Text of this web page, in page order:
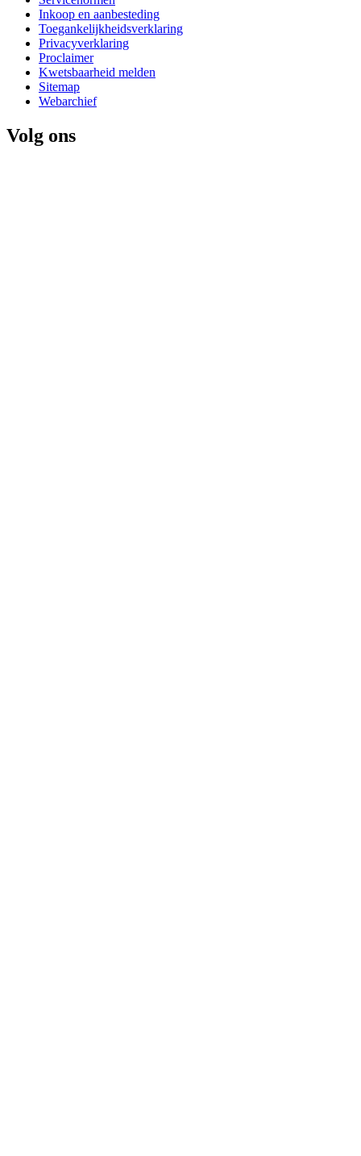
Inkoop en aanbesteding
Toegankelijkheidsverklaring
Privacyverklaring
Proclaimer
Kwetsbaarheid melden
Sitemap
Webarchief
Volg ons